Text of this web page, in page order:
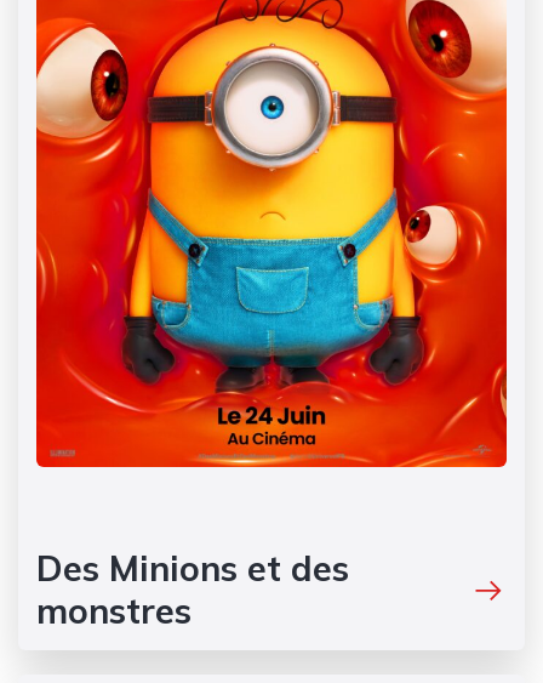
Des Minions et des
monstres